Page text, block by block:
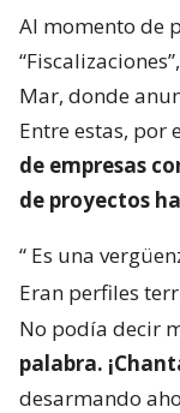
Al momento de
Mar, donde
Entre estas, por
de empresas
de proyectos
“ Es una
Eran perfiles
No podía decir
palabra.
desarmando